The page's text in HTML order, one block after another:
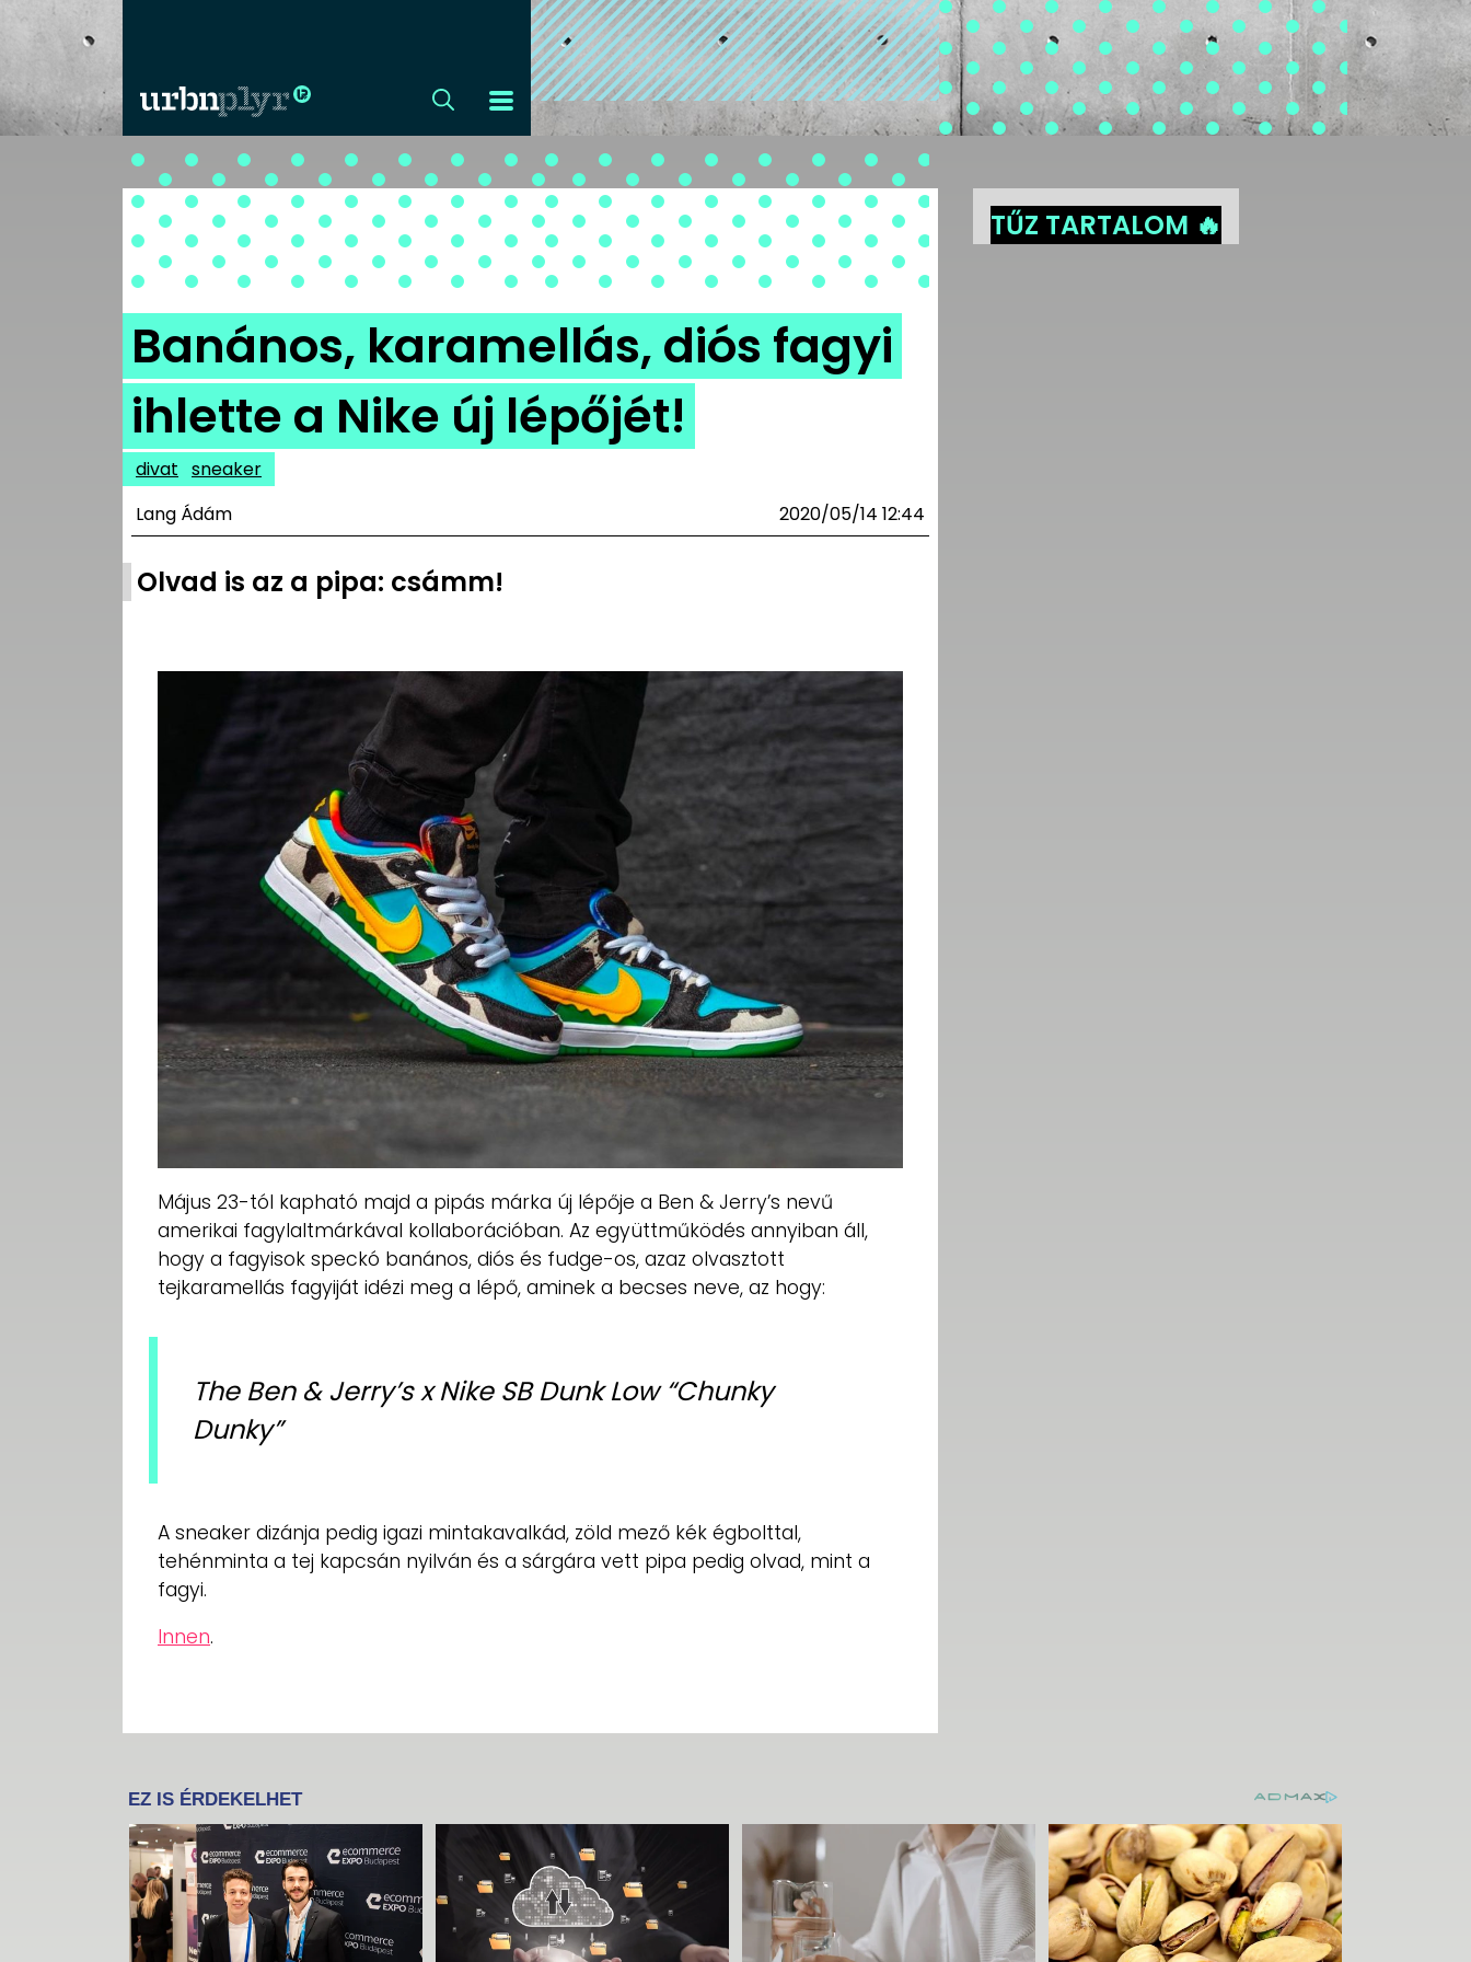
CÍMLAP
DIZÁJN
DIVAT
HIP
KULT
ZENE
MÉDIAAJÁNLAT
ADATKEZELÉSI
TÁJÉKOZTATÓ
Banános, karamellás, diós fagyi
ihlette a Nike új lépőjét!
divat sneaker
Lang Ádám
2020/05/14 12:44
Olvad is az a pipa: csámm!
Május 23-tól kapható majd a pipás márka új lépője a Ben & Jerry’s nevű
amerikai fagylaltmárkával kollaborációban. Az együttműködés annyiban áll,
hogy a fagyisok speckó banános, diós és fudge-os, azaz olvasztott
tejkaramellás fagyiját idézi meg a lépő, aminek a becses neve, az hogy:
The Ben & Jerry’s x Nike SB Dunk Low “Chunky
Dunky”
A sneaker dizánja pedig igazi mintakavalkád, zöld mező kék égbolttal,
tehénminta a tej kapcsán nyilván és a sárgára vett pipa pedig olvad, mint a
fagyi.
Innen.
TŰZ TARTALOM 🔥